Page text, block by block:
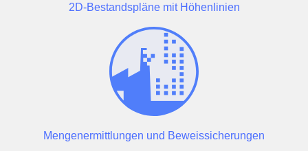
2D-Bestandspläne mit Höhenlinien
Mengenermittlungen und Beweissicherungen